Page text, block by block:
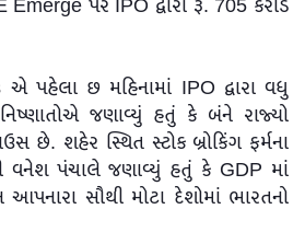
પર IPO દ્વારા રૂ. 705 કરોડ
એ પહેલા છ મહિનામાં IPO દ્વારા વધુ
જણાવ્યું હતું કે બંને રાજ્યો
છે. શહેર સ્થિત સ્ટોક બ્રોકિંગ ફર્મના
વનેશ પંચાલે જણાવ્યું હતું કે GDP માં
આપનારા સૌથી મોટા દેશોમાં ભારતનો